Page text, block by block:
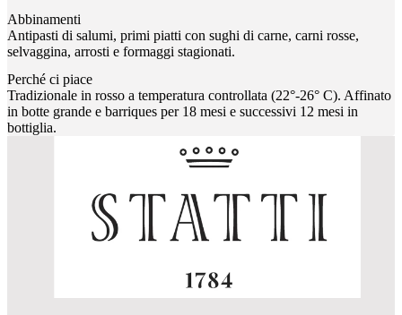
Abbinamenti
Antipasti di salumi, primi piatti con sughi di carne, carni rosse,
selvaggina, arrosti e formaggi stagionati.
Perché ci piace
Tradizionale in rosso a temperatura controllata (22°-26° C). Affinato
in botte grande e barriques per 18 mesi e successivi 12 mesi in
bottiglia.